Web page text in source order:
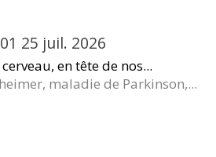
25 juil. 2026
en tête de nos...
maladie de Parkinson,...